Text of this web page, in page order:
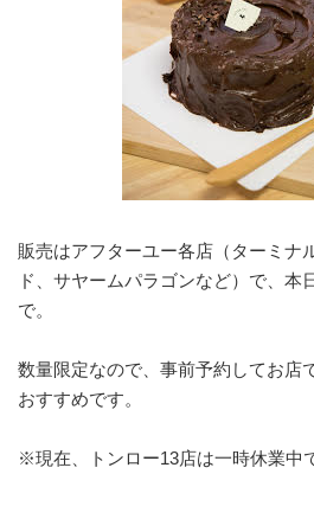
販売はアフターユー各店（ターミナ
ド、サヤームパラゴンなど）で、本
で。
数量限定なので、事前予約してお店
おすすめです。
※現在、トンロー13店は一時休業中